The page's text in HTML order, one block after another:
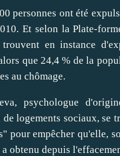
personnes ont été
Et selon la Plate-
trouvent en instance
que 24,4 % de la
au chômage.
psychologue
logements sociaux, se
pour empêcher qu'elle,
obtenu depuis